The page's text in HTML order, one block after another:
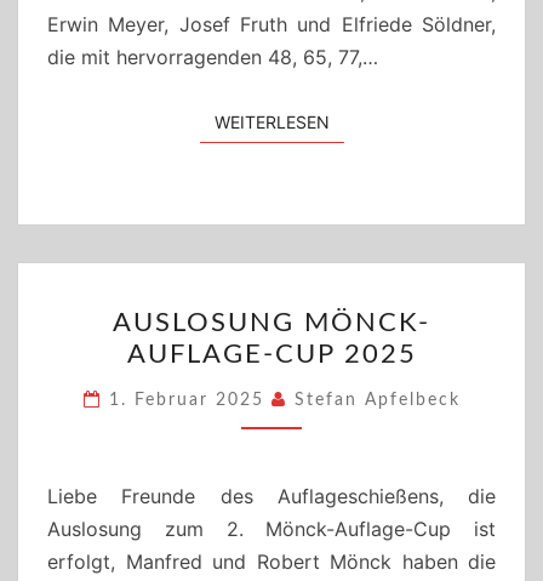
Erwin Meyer, Josef Fruth und Elfriede Söldner,
die mit hervorragenden 48, 65, 77,…
WEITERLESENWEITERLESEN
MÖNCK-
AUFLAGE-
CUP
2025
AUSLOSUNG MÖNCK-
AUFLAGE-CUP 2025
1. Februar 2025 Stefan Apfelbeck
Liebe Freunde des Auflageschießens, die
Auslosung zum 2. Mönck-Auflage-Cup ist
erfolgt, Manfred und Robert Mönck haben die